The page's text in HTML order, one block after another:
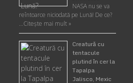
NASA nu se va
reîntoarce niciodată pe Lună! De ce?
…Citește mai mult »
Creatură cu
tentacule
plutind în cer la
Tapalpa
Jalisco, Mexic